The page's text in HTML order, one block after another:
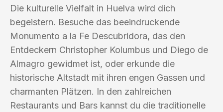
Die kulturelle Vielfalt in Huelva wird dich
begeistern. Besuche das beeindruckende
Monumento a la Fe Descubridora, das den
Entdeckern Christopher Kolumbus und Diego de
Almagro gewidmet ist, oder erkunde die
historische Altstadt mit ihren engen Gassen und
charmanten Plätzen. In den zahlreichen
Restaurants und Bars kannst du die traditionelle